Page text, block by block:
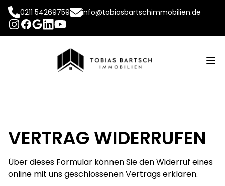
0211 54269759
info@tobiasbartschimmobilien.de
INSTAGRAM
FACEBOOK
GOOGLE
LINKEDINYOUTUBE
VERTRAG WIDERRUFEN
Über dieses Formular können Sie den Widerruf eines
online mit uns geschlossenen Vertrags erklären.